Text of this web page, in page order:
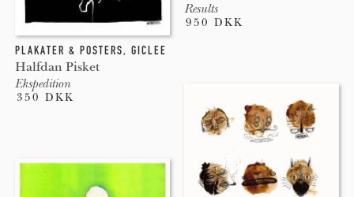
PLAKATER & POSTERS, GICLEE
Halfdan Pisket
Ekspedition
350 DKK
Results
950 DKK